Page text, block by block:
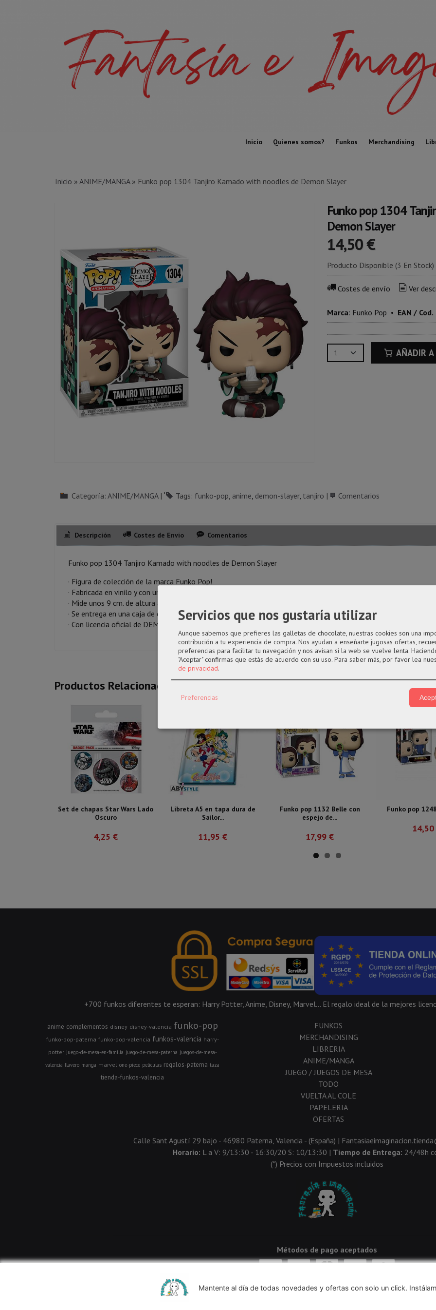
Inicio Quienes somos? Funkos Merchandising
Inicio » ANIME/MANGA» Funko pop 1304 Tanjiro Kamado with noodles de Demon Slayer
Funko pop 1304
Demon Slayer
14,50 €
Producto Disponible (3 En Stock)
Costes de envío Ver
Marca: Funko Pop • EAN /
AÑADIR A
Categoría: ANIME/MANGA| Tags: funko-pop anime demon-slayer tanjiro | Comentarios
Descripción Costes de Envío Comentarios
Funko pop 1304 Tanjiro Kamado with noodles de Demon Slayer
· Figura de colección de la marca Funko Pop!
· Fabricada en vinilo y con una cabeza de tamaño desproporcionado como principal rasgo distintivo.
· Mide unos 9 cm. de altura aproximada.
· Se entrega en una caja de cartón y plástico rígido transparente.
· Con licencia oficial de DEMON SLAYER
Productos Relacionados
Set de chapas Star Wars Lado
Oscuro
4,25 €
Libreta A5 en tapa dura de
Sailor...
11,95 €
Funko pop 1132 Belle con
espejo de...
17,99 €
Funko pop
+700 funkos diferentes te esperan: Harry Potter, Anime, Disney, Marvel... El regalo ideal de la mejores
anime complementos disney disney-valencia funko-pop
funko-pop-paterna funko-pop-valencia funkos-valencia harry-
potter juego-de-mesa-en-familia juego-de-mesa-paterna juegos-de-mesa-
valencia llavero manga marvel one-piece peliculas regalos-paterna taza
tienda-funkos-valencia
FUNKOS
MERCHANDISING
LIBRERIA
ANIME/MANGA
JUEGO / JUEGOS DE MESA
TODO
VUELTA AL COLE
PAPELERIA
OFERTAS
Calle Sant Agustí 29 bajo - 46980 Paterna, Valencia - (España) |
Horario: L a V: 9/13:30 - 16:30/20 S: 10/13:30 | Tiempo de Entrega: 24/48h
(*) Precios con Impuestos incluidos
Métodos de pago aceptados
Mantente al día de todas novedades y ofertas con solo un click.
Servicios que nos gustaría utilizar
Aunque sabemos que prefieres las galletas de chocolate, nuestras cookies son una
contribución a tu experiencia de compra. Nos ayudan a enseñarte jugosas ofertas,
preferencias para facilitar tu navegación y nos avisan si la web se vuelve lenta.
"Aceptar" confirmas que estás de acuerdo con su uso. Para saber más, por favor lea
de privacidad.
Preferencias